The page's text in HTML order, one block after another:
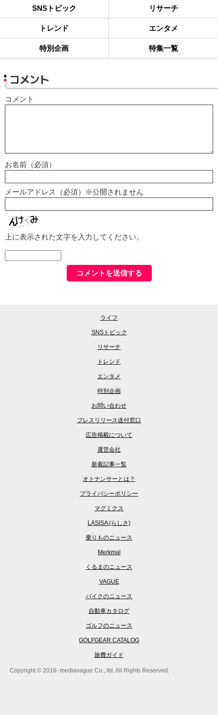
SNSトピック リサーチ
トレンド エンタメ
特別企画 特集一覧
コメント
コメント
お名前（必須）
メールアドレス（必須）※公開されません
上に表示された文字を入力してください。
ライフ
SNSトピック
リサーチ
トレンド
エンタメ
特別企画
お問い合わせ
プレスリリース送付窓口
広告掲載について
運営会社
新着記事一覧
オトナンサーとは？
プライバシーポリシー
マグミクス
LASISA (らしさ)
乗りものニュース
Merkmal
くるまのニュース
VAGUE
バイクのニュース
自動車カタログ
ゴルフのニュース
GOLFGEAR CATALOG
旅費ガイド
Copyright © 2016- mediavague Co., ltd. All Rights Reserved.